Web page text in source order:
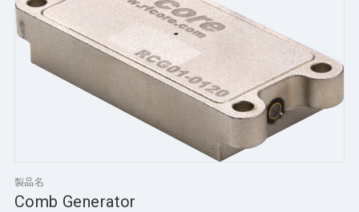
製品名
Comb Generator